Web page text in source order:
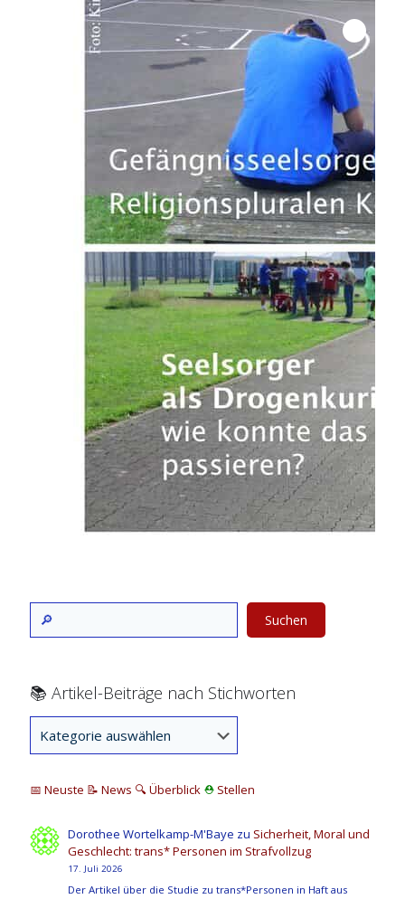
Suchen
📚 Artikel-Beiträge nach Stichworten
📅 Neuste 📝 News 🔍 Überblick ⛑ Stellen
Dorothee Wortelkamp-M'Baye zu Sicherheit, Moral und
Geschlecht: trans* Personen im Strafvollzug
17. Juli 2026
Der Artikel über die Studie zu trans*Personen in Haft aus